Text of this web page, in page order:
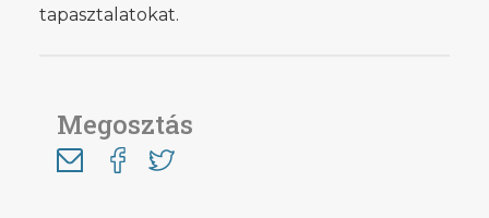
tapasztalatokat.
Megosztás